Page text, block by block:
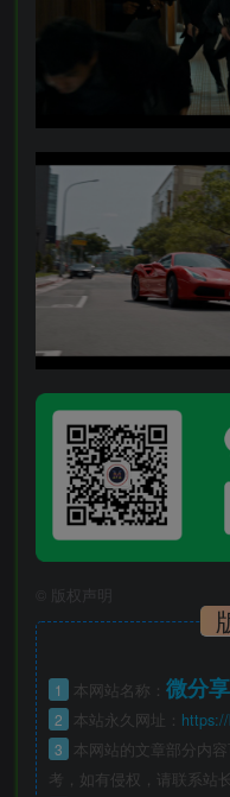
版权声明
1 本网站名称： 微分
2 本站永久网址：
3
本网站的文章部分内
考，如有侵权，请联系站